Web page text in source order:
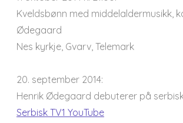
Kveldsbønn med middelaldermusikk,
Ødegaard
Nes kyrkje, Gvarv, Telemark
20. september 2014:
Henrik Ødegaard debuterer på serbisk
Serbisk TV1 YouTube